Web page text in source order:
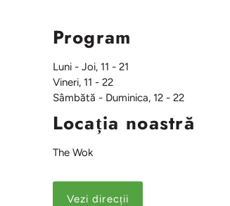
Program
Luni - Joi, 11 - 21
Vineri, 11 - 22
Sâmbătă - Duminica, 12 - 22
Locația noastră
The Wok
Vezi direcții